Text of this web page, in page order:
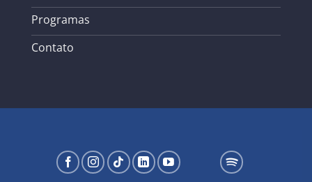
Programas
Contato